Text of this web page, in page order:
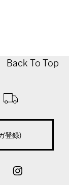
Back To Top
登録)